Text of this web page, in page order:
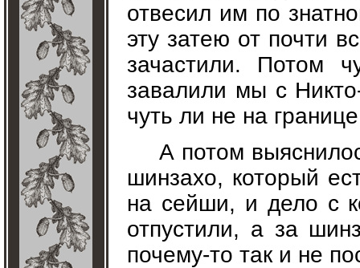
отвесил им по
эту затею от почти
зачастили. Потом
завалили мы с
чуть ли не на
А потом
шинзахо, который
на сейши, и дело с
отпустили, а за
почему-то так и не